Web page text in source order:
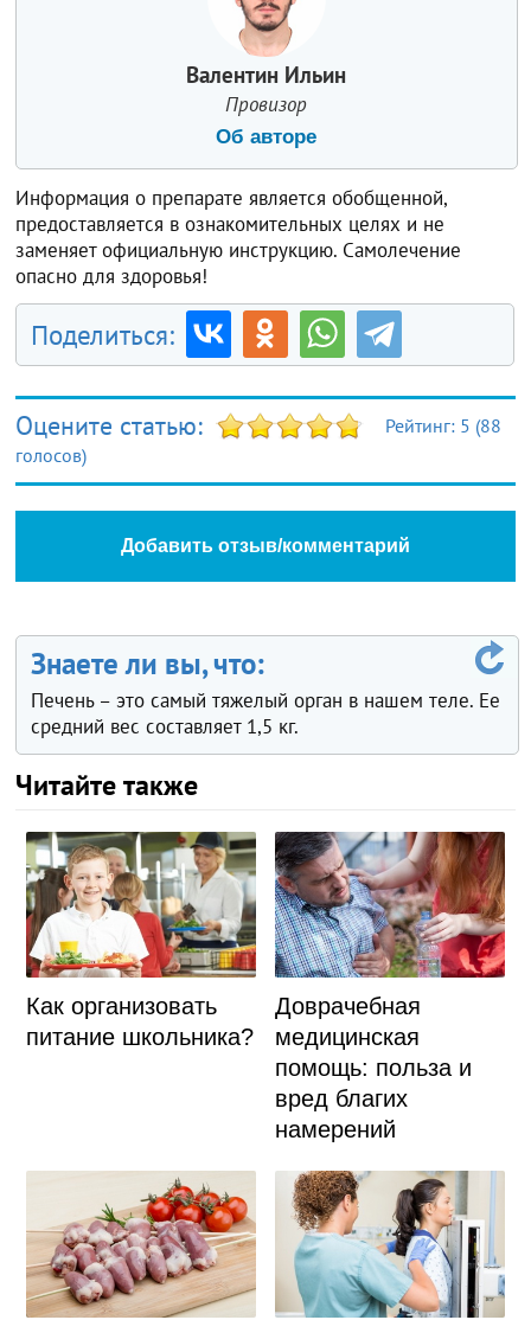
Валентин Ильин
Провизор
Об авторе
Информация о препарате является обобщенной,
предоставляется в ознакомительных целях и не
заменяет официальную инструкцию. Самолечение
опасно для здоровья!
Поделиться:
Оцените статью: Рейтинг: 5 (88
голосов)
Добавить отзыв/комментарий
Знаете ли вы, что:
Печень – это самый тяжелый орган в нашем теле. Ее
средний вес составляет 1,5 кг.
Читайте также
Как организовать
питание школьника?
Доврачебная
медицинская
помощь: польза и
вред благих
намерений